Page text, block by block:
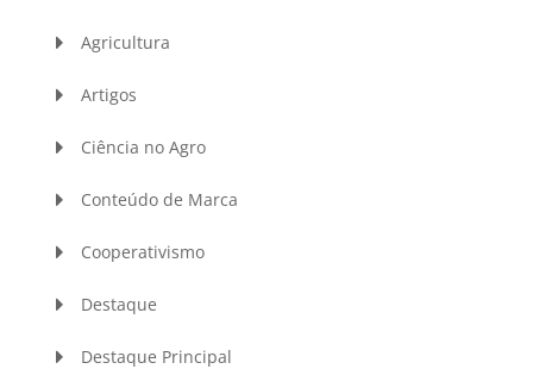
Agricultura
Artigos
Ciência no Agro
Conteúdo de Marca
Cooperativismo
Destaque
Destaque Principal